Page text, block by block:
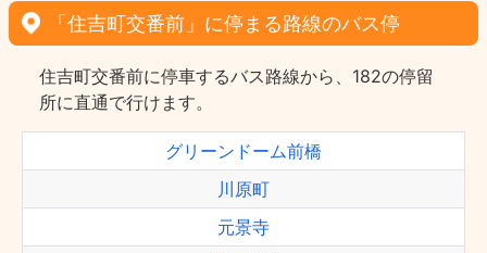
「住吉町交番前」に停まる路線のバス停
住吉町交番前に停車するバス路線から、182の停留
所に直通で行けます。
グリーンドーム前橋
川原町
元景寺